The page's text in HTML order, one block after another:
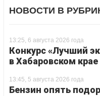
НОВОСТИ В
13:25, 6 августа 2026 года
Конкурс «Лучший
в Хабаровском крае
13:45, 5 августа 2026 года
Бензин опять